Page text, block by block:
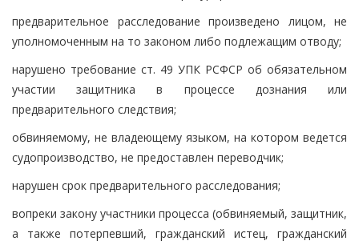
предварительное расследование произведено лицом, не
уполномоченным на то законом либо подлежащим отводу;
нарушено требование ст. 49 УПК РСФСР об обязательном
участии защитника в процессе дознания или
предварительного следствия;
обвиняемому, не владеющему языком, на котором ведется
судопроизводство, не предоставлен переводчик;
нарушен срок предварительного расследования;
вопреки закону участники процесса (обвиняемый, защитник,
а также потерпевший, гражданский истец, гражданский